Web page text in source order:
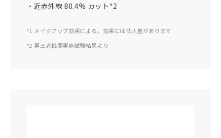
・近赤外線 80.4% カット*2
*1 メイクアップ効果による。効果には個人差があります
*2 第三者機関実施試験結果より